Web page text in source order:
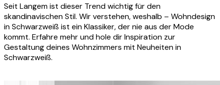
Seit Langem ist dieser Trend wichtig für den
skandinavischen Stil. Wir verstehen, weshalb – Wohndesign
in Schwarzweiß ist ein Klassiker, der nie aus der Mode
kommt. Erfahre mehr und hole dir Inspiration zur
Gestaltung deines Wohnzimmers mit Neuheiten in
Schwarzweiß.